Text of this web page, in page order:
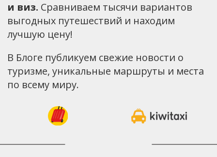
и виз. Сравниваем тысячи вариантов
выгодных путешествий и находим
лучшую цену!
В Блоге публикуем свежие новости о
туризме, уникальные маршруты и места
по всему миру.